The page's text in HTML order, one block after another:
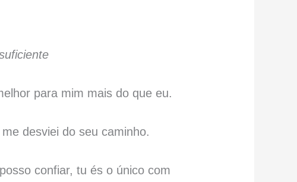
para mim mais do que eu.
desviei do seu caminho.
confiar, tu és o único com